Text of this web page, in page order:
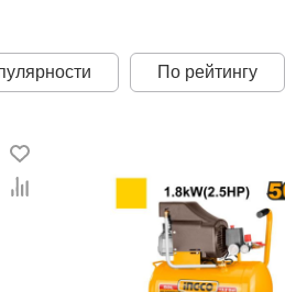
оптимальный способ
расходы.
По рейтингу